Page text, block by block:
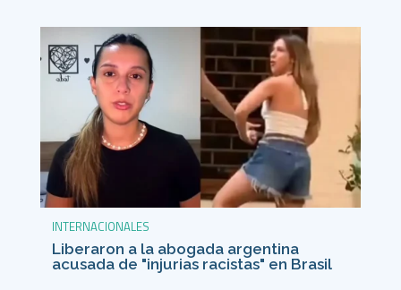
INTERNACIONALES
Liberaron a la abogada argentina
acusada de "injurias racistas" en Brasil